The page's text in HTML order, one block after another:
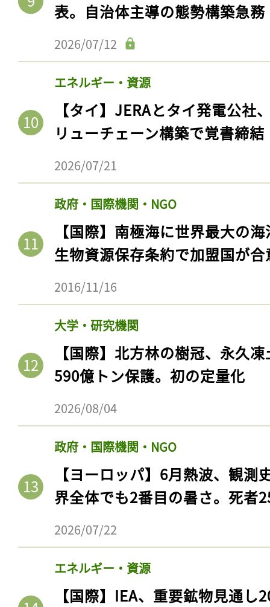
表。自治体主導の態勢構築急務
2026/07/12
エネルギー・資源
【タイ】JERAとタイ発電公社
リューチェーン構築で覚書締結
2026/07/21
政府・国際機関・NGO
【国際】南極海に世界最大の
生物資源保存条約で加盟国が合
2016/11/16
大学・研究機関
【国際】北方林の樹冠、永久
590億トン保護。初の定量化
2026/08/04
政府・国際機関・NGO
【ヨーロッパ】6月熱波、観
界全体でも2番目の暑さ。死者
2026/07/22
エネルギー・資源
【国際】IEA、重要鉱物見通
会員登録